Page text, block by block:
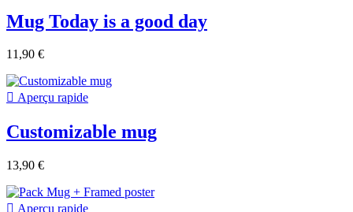
Mug Today is a good day
11,90 €
 Aperçu rapide
Customizable mug
13,90 €
 Aperçu rapide